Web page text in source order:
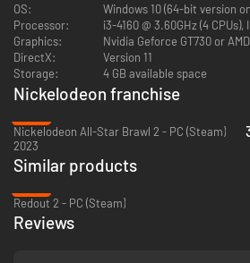
Kies uit meer dan 500 outfits en accessoires
personage aan te passen en laat zien wie je
de wedstrijd keren met krachtige ultimate
voor elk personage!
OS:
Windows 10 (64-bit version
Processor:
i3-4160 @ 3.60GHz (4
Graphics:
Nvidia Geforce GT730 or
DirectX:
Version 11
Storage:
4 GB available space
Nickelodeon franchise
Nickelodeon All-Star Brawl 2 - PC (Steam)
2023
Similar products
Redout 2 - PC (Steam)
Reviews